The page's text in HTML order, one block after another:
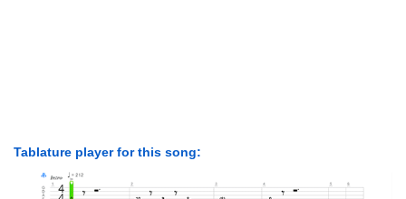
Tablature player for this song: